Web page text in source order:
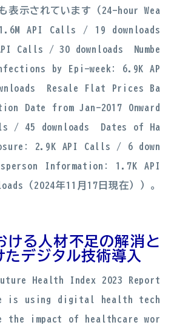
表示されています（24-hour Wea
API Calls / 19 downloads
Calls / 30 downloads Numbe
by Epi-week: 6.9K AP
Resale Flat Prices Ba
Date from Jan-2017 Onward
/ 45 downloads Dates of Ha
2.9K API Calls / 6 down
Information: 1.7K API
（2024年11月17日現在））。
ける人材不足の解消と
たデジタル技術導入
Health Index 2023 Report
is using digital health tech
the impact of healthcare wor